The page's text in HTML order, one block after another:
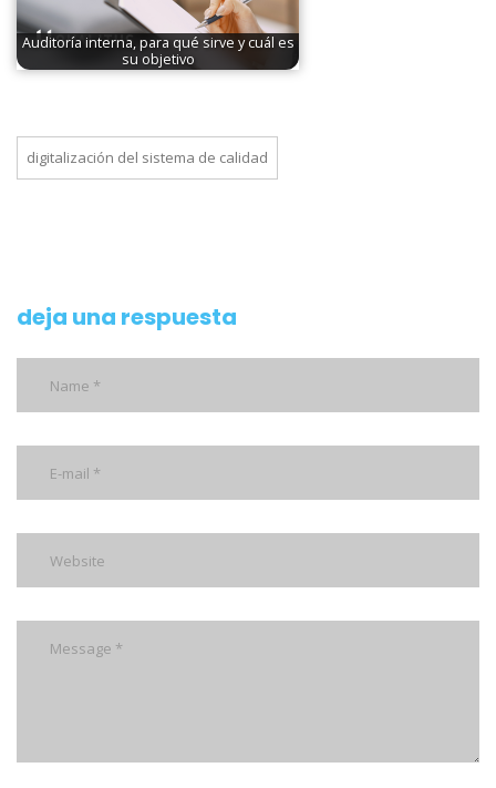
Auditoría interna, para qué sirve y cuál es
su objetivo
digitalización del sistema de calidad
deja una respuesta